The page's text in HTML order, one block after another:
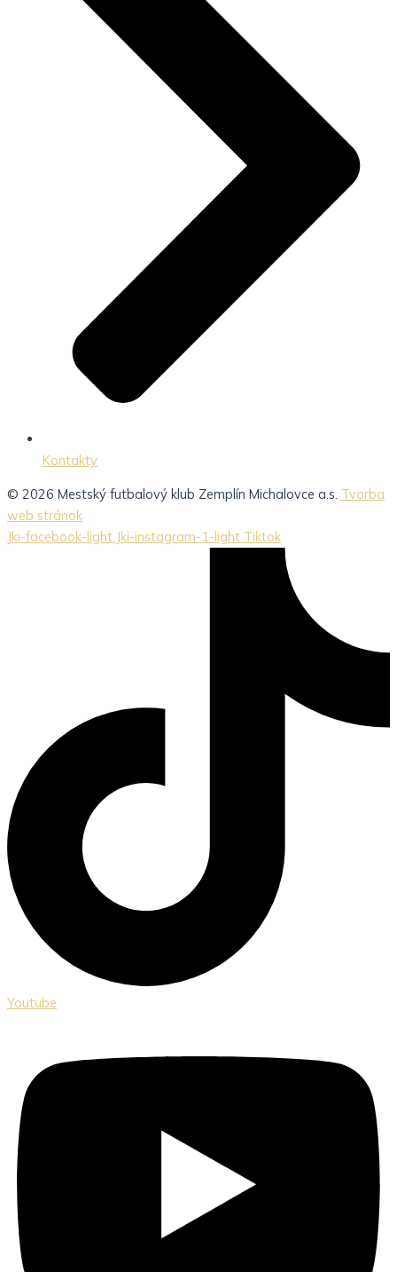
Kontakty
© 2026 Mestský futbalový klub Zemplín Michalovce a.s. Tvorba
web stránok
Jki-facebook-light Jki-instagram-1-light Tiktok
Youtube